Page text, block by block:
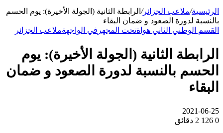
الرئيسية/ملاعب الجزائر/ الرابطة الثانية (الجولة الأخيرة): يوم الحسم
بالنسبة لدورة الصعود و ضمان البقاء
القسم الوطني الثاني هواةتحت المجهر في الواجهةملاعب الجزائر
الرابطة الثانية (الجولة الأخيرة): يوم
الحسم بالنسبة لدورة الصعود و ضمان
البقاء
2021-06-25
0
2 دقائق